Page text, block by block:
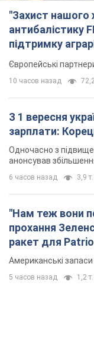
"Захист нашого
антибалістику
підтримку
Європейські
10 часов назад
З 1 вересня
зарплати:
Одночасно з
анонсував
6 часов назад 3,9 т.
"Нам теж вони
прохання
ракет для
Американські
5 часов назад 1,2 т.